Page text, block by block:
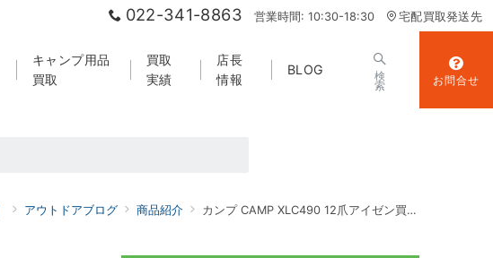
022-341-8863 営業時間: 10:30-18:30 宅配買取発送先
キャンプ用品
買取
買取
実績
店長
情報
BLOG 検
索 お問合せ
アウトドアブログ 商品紹介 カンプ CAMP XLC490 12爪アイゼン買取実績｜登山用品買取 山エコ